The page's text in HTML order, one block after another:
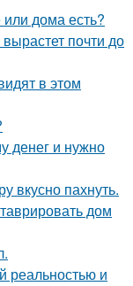
дома есть?
почти до
в этом
денег и нужно
вкусно пахнуть.
дом
реальностью и